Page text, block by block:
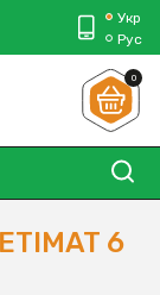
Укр
Рус
0
6